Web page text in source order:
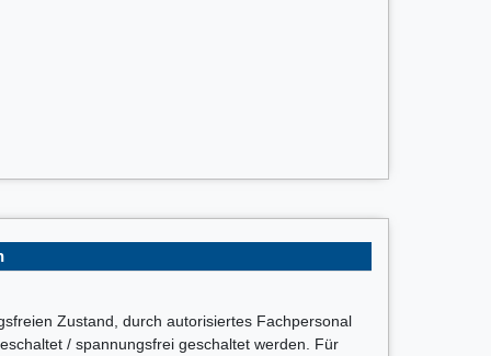
Zustand, durch autorisiertes Fachpersonal
/ spannungsfrei geschaltet werden. Für